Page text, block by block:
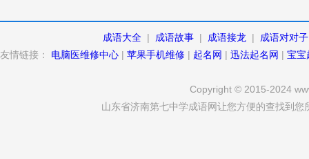
成语大全 | 成语故事 | 成语接龙 |
成语对对子
友情链接：
电脑医维修中心 | 苹果手机维修 | 起名网 | 迅法起名网 | 宝宝
Copyright © 2015-2024
山东省济南第七中学成语网让您方便的查找到您